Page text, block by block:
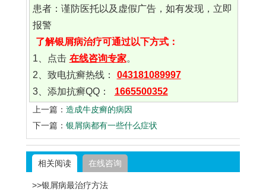
患者：谨防医托以及虚假广告，如有发现，立即
报警
了解银屑病治疗可通过以下方式：
1、点击 在线咨询专家。
2、致电抗癣热线：
043181089997
3、添加抗癣QQ：
1665500352
上一篇： 造成牛皮癣的病因
下一篇： 银屑病都有一些什么症状
相关阅读 在线咨询
>>银屑病最治疗方法